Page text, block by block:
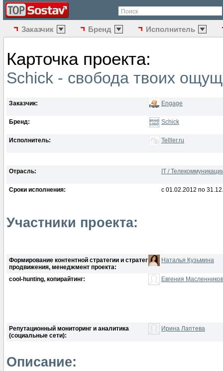
Поиск
Заказчик Бренд Исполнитель
Карточка проекта:
Schick - свобода твоих
Заказчик: Engage
Бренд: Schick
Исполнитель: Telller.ru
Отрасль: IT /
Сроки исполнения: с 01.02.2012 по
Участники проекта:
Формирование контентной стратегии и стратегии
продвижения, менеджмент проекта:
Наталья Кузьмина
cool-hunting, копирайтинг: Евгения
Репутационный мониторинг и аналитика
(социальные сети):
Ирина Лаптева
Описание: